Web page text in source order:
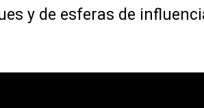
y de esferas de